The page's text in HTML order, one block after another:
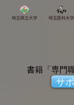
書籍「専門
サ